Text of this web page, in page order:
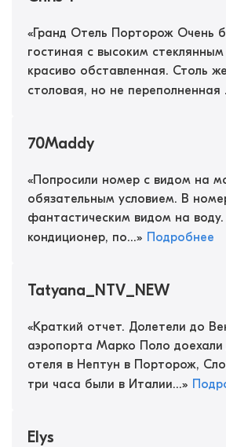
«Гранд Отель Порторож Очень
гостиная с высоким
красиво обставленная. Столь
столовая, но не переполненная
70Maddy
«Попросили номер с видом на
обязательным условием. В
фантастическим видом на
кондиционер, по...» Подробнее
Tatyana_NTV_NEW
«Краткий отчет. Долетели до
аэропорта Марко Поло доехали
отеля в Нептун в Порторож,
три часа были в Италии...»
Elys